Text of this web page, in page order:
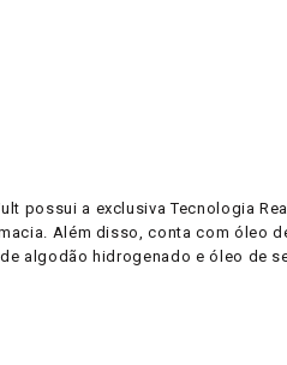
possui a exclusiva Tecnologia
Além disso, conta com óleo
algodão hidrogenado e óleo de